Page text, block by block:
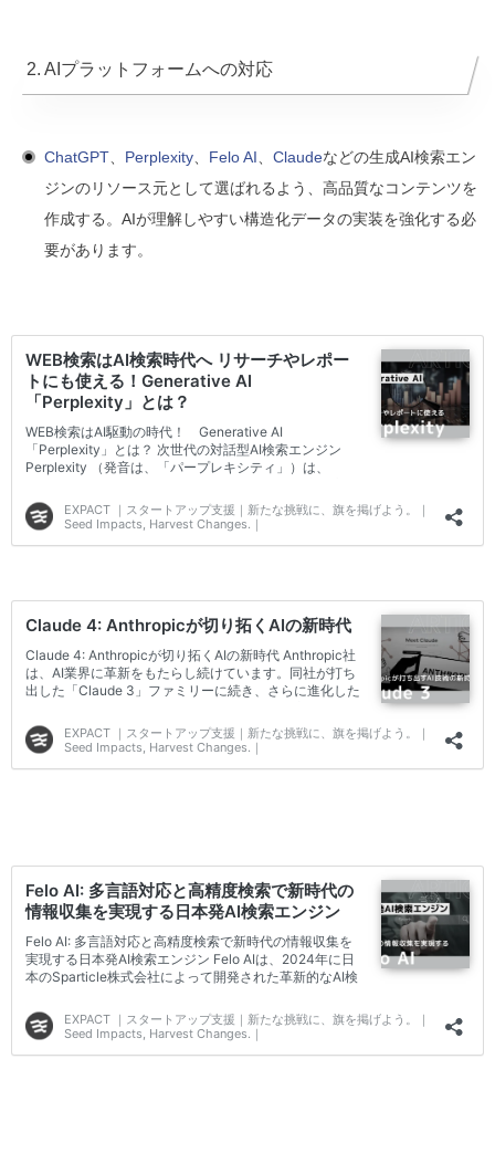
2. AIプラットフォームへの対応
ChatGPT Perplexity Felo AI Claudeなどの生成AI検索エン
ジンのリソース元として選ばれるよう、高品質なコンテンツを
作成する。AIが理解しやすい構造化データの実装を強化する必
要があります。